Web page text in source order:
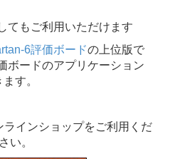
てもご利用いただけます
6評価ボードの上位版で
ボードのアプリケーション
す。
ラインショップをご利用くだ
さい。